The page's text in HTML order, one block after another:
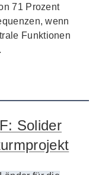
71 Prozent
wenn
Funktionen
Solider